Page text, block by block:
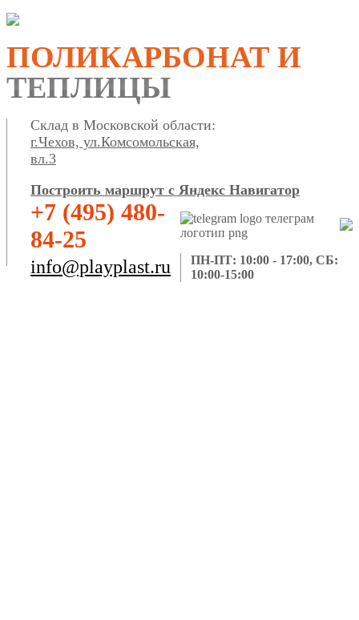
ПОЛИКАРБОНАТ И
ТЕПЛИЦЫ
Склад в Московской области:
г.Чехов, ул.Комсомольская,
вл.3
Построить маршрут с Яндекс Навигатор
+7 (495) 480-
84-25
info@playplast.ru
ПН-ПТ: 10:00 - 17:00, СБ:
10:00-15:00